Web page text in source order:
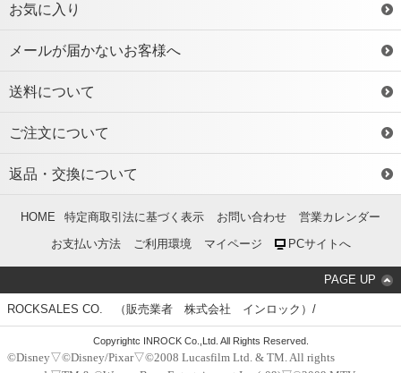
お気に入り
メールが届かないお客様へ
送料について
ご注文について
返品・交換について
HOME 特定商取引法に基づく表示 お問い合わせ
営業カレンダー
お支払い方法
ご利用環境 マイページ PCサイトへ
PAGE UP
ROCKSALES CO. （販売業者 株式会社 インロック）/
Copyrightc INROCK Co.,Ltd. All Rights Reserved.
©Disney▽©Disney/Pixar▽©2008 Lucasfilm Ltd. & TM. All rights